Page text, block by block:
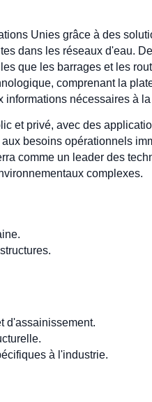
Unies grâce à des
dans les réseaux d'eau.
que les barrages et les
comprenant la
informations nécessaires à
et privé, avec des
besoins opérationnels
comme un leader des
complexes.
d'assainissement.
à l'industrie.